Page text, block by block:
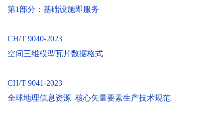
第1部分：基础设施即服务
CH/T 9040-2023
空间三维模型瓦片数据格式
CH/T 9041-2023
全球地理信息资源 核心矢量要素生产技术规范